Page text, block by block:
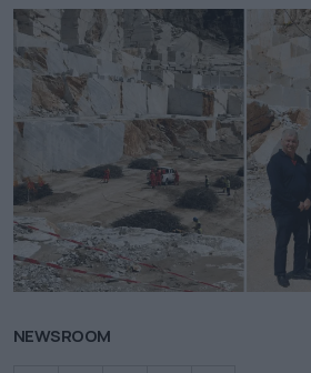
NEWSROOM